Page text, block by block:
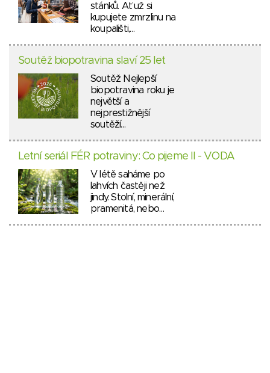
stánků. Ať už si
kupujete zmrzlinu na
koupališti,…
Soutěž biopotravina slaví 25 let
Soutěž Nejlepší
biopotravina roku je
největší a
nejprestižnější
soutěží…
Letní seriál FÉR potraviny: Co pijeme II - VODA
V létě saháme po
lahvích častěji než
jindy. Stolní, minerální,
pramenitá, nebo…